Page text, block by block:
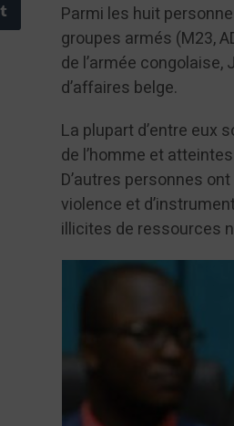
Parmi les huit
groupes armés (M23,
de l’armée
d’affaires belge.
La plupart d’entre eux
de l’homme et
D’autres personnes
violence et
illicites de ressources